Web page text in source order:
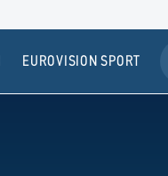
ΕUROVISION SPORT